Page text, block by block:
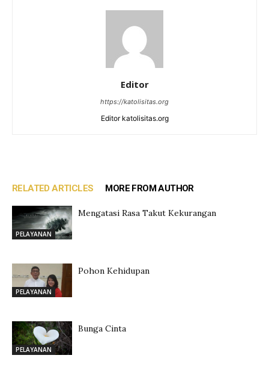
Editor
https://katolisitas.org
Editor katolisitas.org
RELATED ARTICLES MORE FROM AUTHOR
PELAYANAN
Mengatasi Rasa Takut Kekurangan
PELAYANAN
Pohon Kehidupan
PELAYANAN
Bunga Cinta